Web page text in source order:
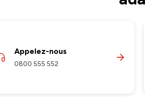
Appelez-nous
0800 555 552